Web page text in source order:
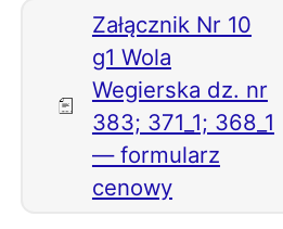
Załącznik Nr 10
g1 Wola
Wegierska dz. nr
383; 371_1; 368_1
— formularz
cenowy